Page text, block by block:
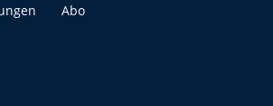
Abo